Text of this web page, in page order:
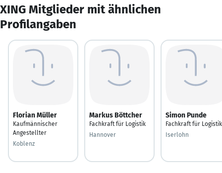
XING Mitglieder mit ähnlichen
Profilangaben
Florian Müller
Kaufmännischer
Angestellter
Koblenz
Markus Böttcher
Fachkraft für Logistik
Hannover
Simon Punde
Fachkraft für Logistik
Iserlohn